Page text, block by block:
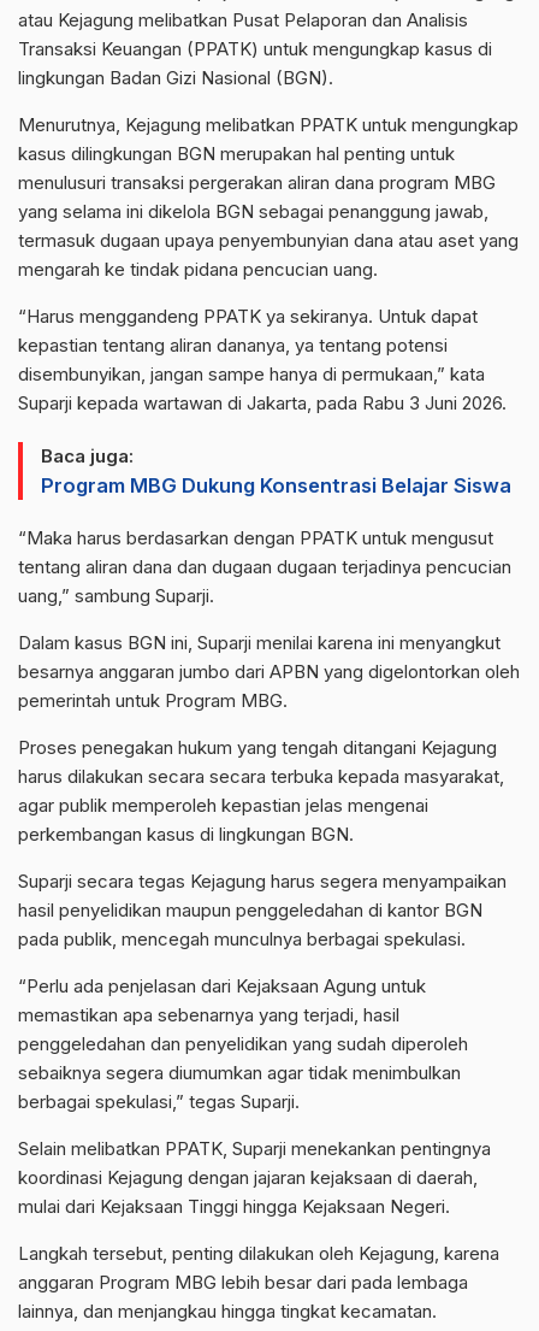
atau Kejagung melibatkan Pusat Pelaporan dan Analisis
Transaksi Keuangan (PPATK) untuk mengungkap kasus di
lingkungan Badan Gizi Nasional (BGN).
Menurutnya, Kejagung melibatkan PPATK untuk mengungkap
kasus dilingkungan BGN merupakan hal penting untuk
menulusuri transaksi pergerakan aliran dana program MBG
yang selama ini dikelola BGN sebagai penanggung jawab,
termasuk dugaan upaya penyembunyian dana atau aset yang
mengarah ke tindak pidana pencucian uang.
“Harus menggandeng PPATK ya sekiranya. Untuk dapat
kepastian tentang aliran dananya, ya tentang potensi
disembunyikan, jangan sampe hanya di permukaan,” kata
Suparji kepada wartawan di Jakarta, pada Rabu 3 Juni 2026.
Baca juga:
Program MBG Dukung Konsentrasi Belajar Siswa
“Maka harus berdasarkan dengan PPATK untuk mengusut
tentang aliran dana dan dugaan dugaan terjadinya pencucian
uang,” sambung Suparji.
Dalam kasus BGN ini, Suparji menilai karena ini menyangkut
besarnya anggaran jumbo dari APBN yang digelontorkan oleh
pemerintah untuk Program MBG.
Proses penegakan hukum yang tengah ditangani Kejagung
harus dilakukan secara secara terbuka kepada masyarakat,
agar publik memperoleh kepastian jelas mengenai
perkembangan kasus di lingkungan BGN.
Suparji secara tegas Kejagung harus segera menyampaikan
hasil penyelidikan maupun penggeledahan di kantor BGN
pada publik, mencegah munculnya berbagai spekulasi.
“Perlu ada penjelasan dari Kejaksaan Agung untuk
memastikan apa sebenarnya yang terjadi, hasil
penggeledahan dan penyelidikan yang sudah diperoleh
sebaiknya segera diumumkan agar tidak menimbulkan
berbagai spekulasi,” tegas Suparji.
Selain melibatkan PPATK, Suparji menekankan pentingnya
koordinasi Kejagung dengan jajaran kejaksaan di daerah,
mulai dari Kejaksaan Tinggi hingga Kejaksaan Negeri.
Langkah tersebut, penting dilakukan oleh Kejagung, karena
anggaran Program MBG lebih besar dari pada lembaga
lainnya, dan menjangkau hingga tingkat kecamatan.